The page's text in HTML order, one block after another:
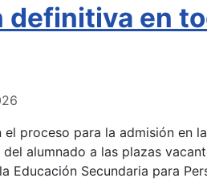
en
proceso para la admisión en
alumnado a las plazas
Educación Secundaria para